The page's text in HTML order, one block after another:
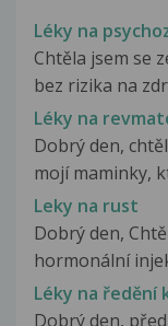
Léky na
Chtěla jsem se
bez rizika na
Léky na
Dobrý den,
mojí maminky,
Leky na rust
Dobrý den,
hormonální
Léky na ředění
Dobrý den,